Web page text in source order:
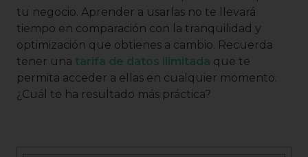
tu negocio. Aprender a usarlas no te llevará
tiempo en comparación con la tranquilidad y
optimización que obtienes a cambio. Recuerda
tener una tarifa de datos ilimitada que te
permita acceder a ellas en cualquier momento.
¿Cuál te ha resultado más práctica?